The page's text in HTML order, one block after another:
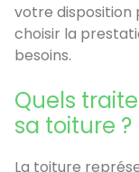
votre disposition
choisir la
besoins.
Quels
sa toiture ?
La toiture